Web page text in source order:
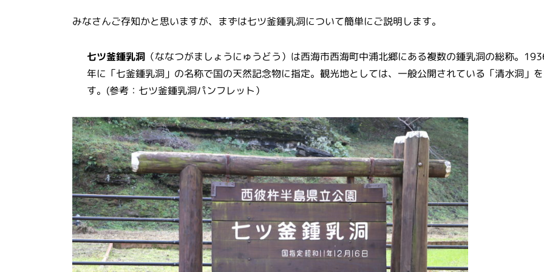
みなさんご存知かと思いますが、まずは七ツ釜鍾乳洞について簡単にご説明します。
七ツ釜鍾乳洞（ななつがましょうにゅうどう）は西海市西海町中浦北郷にある複数の鍾乳洞の総称。
年に「七釜鍾乳洞」の名称で国の天然記念物に指定。観光地としては、一般公開されている「清水洞」
す。(参考：七ツ釜鍾乳洞パンフレット）